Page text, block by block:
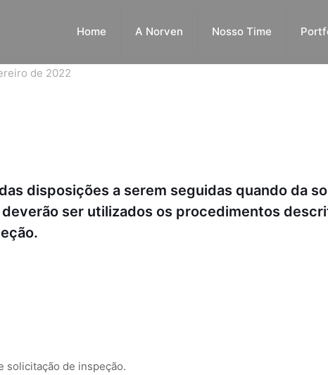
Home A Norven Nosso Time
de 2022
disposições a serem seguidas quando da
ser utilizados os procedimentos
solicitação de inspeção.